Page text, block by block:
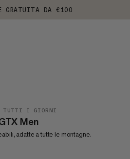
GRATUITA DA €100
TUTTI I GIORNI
Men
adatte a tutte le montagne.